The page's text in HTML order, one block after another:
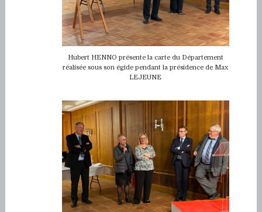
Hubert HENNO présente la carte du Département
réalisée sous son égide pendant la présidence de Max
LEJEUNE